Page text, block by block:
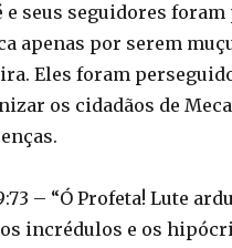
e seus seguidores
apenas por serem
Eles foram
os cidadãos de
– “Ó Profeta! Lute
incrédulos e os